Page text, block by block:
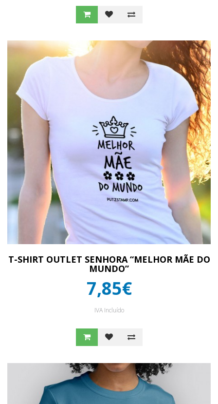
T-SHIRT OUTLET SENHORA “MELHOR MÃE DO
MUNDO”
7,85€
IVA Incluído